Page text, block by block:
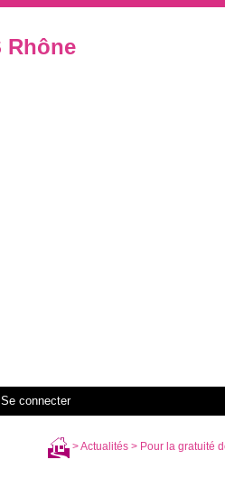
Se connecter
>Actualités> Pour la gratuité